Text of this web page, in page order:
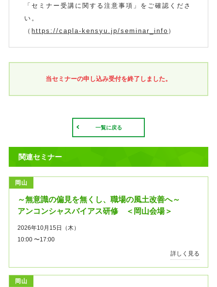
「セミナー受講に関する注意事項」をご確認くださ
い。
（ https://capla-kensyu.jp/seminar_info ）
当セミナーの申し込み受付を終了しました。
一覧に戻る
関連セミナー
岡山
～無意識の偏見を無くし、職場の風土改善へ～
アンコンシャスバイアス研修 ＜岡山会場＞
2026年10月15日（木）
10:00 〜17:00
詳しく見る
岡山